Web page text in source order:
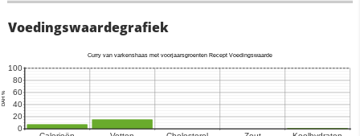
Voedingswaardegrafiek